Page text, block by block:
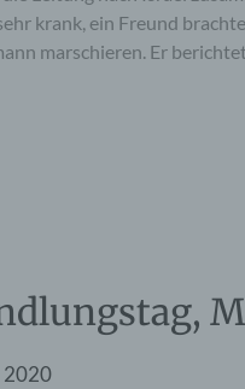
krank, ein Freund
marschieren. Er
2020